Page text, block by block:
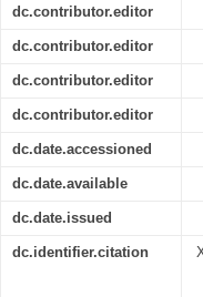
dc.contributor.editor
dc.contributor.editor
dc.contributor.editor
dc.contributor.editor
dc.date.accessioned
dc.date.available
dc.date.issued
dc.identifier.citation